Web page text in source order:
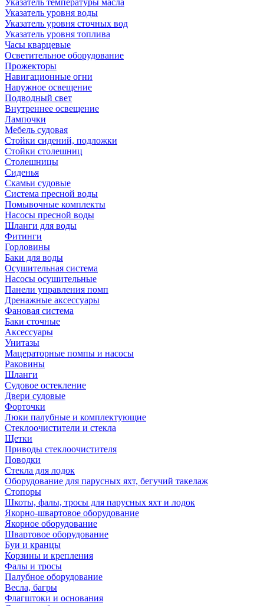
Указатель температуры масла
Указатель уровня воды
Указатель уровня сточных вод
Указатель уровня топлива
Часы кварцевые
Осветительное оборудование
Прожекторы
Навигационные огни
Наружное освещение
Подводный свет
Внутреннее освещение
Лампочки
Мебель судовая
Стойки сидений, подложки
Стойки столешниц
Столешницы
Сиденья
Скамьи судовые
Система пресной воды
Помывочные комплекты
Насосы пресной воды
Шланги для воды
Фитинги
Горловины
Баки для воды
Осушительная система
Насосы осушительные
Панели управления помп
Дренажные аксессуары
Фановая система
Баки сточные
Аксессуары
Унитазы
Мацераторные помпы и насосы
Раковины
Шланги
Судовое остекление
Двери судовые
Форточки
Люки палубные и комплектующие
Стеклоочистители и стекла
Щетки
Приводы стеклоочистителя
Поводки
Стекла для лодок
Оборудование для парусных яхт, бегучий такелаж
Стопоры
Шкоты, фалы, тросы для парусных яхт и лодок
Якорно-швартовое оборудование
Якорное оборудование
Швартовое оборудование
Буи и кранцы
Корзины и крепления
Фалы и тросы
Палубное оборудование
Весла, багры
Флагштоки и основания